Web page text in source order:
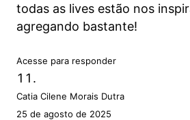
todas as lives estão nos
agregando bastante!
Acesse para responder
Catia Cilene Morais Dutra
25 de agosto de 2025